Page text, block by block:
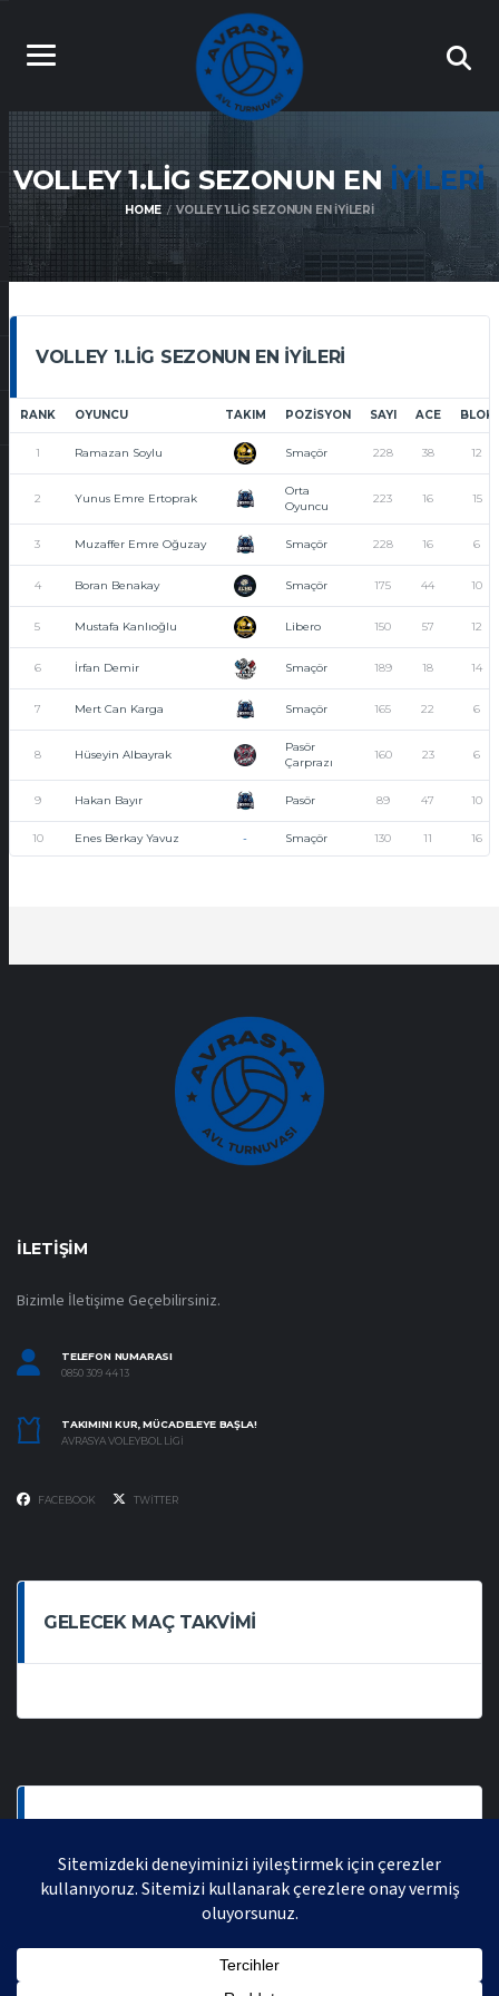
VOLLEY 1.LIG SEZONUN EN İYILERI
HOME VOLLEY 1.LIG SEZONUN EN İYILERI
VOLLEY 1.LIG SEZONUN EN İYILERI
RANK OYUNCU TAKIM POZISYON SAYI ACE BLOK
1 Ramazan Soylu Smaçör 228 38 12
2 Yunus Emre Ertoprak
Orta
Oyuncu
223 16 15
3 Muzaffer Emre Oğuzay Smaçör 228 16 6
4 Boran Benakay Smaçör 175 44 10
5 Mustafa Kanlıoğlu Libero 150 57 12
6 İrfan Demir Smaçör 189 18 14
7 Mert Can Karga Smaçör 165 22 6
8 Hüseyin Albayrak
Pasör
Çarprazı
160 23 6
9 Hakan Bayır Pasör 89 47 10
10 Enes Berkay Yavuz - Smaçör 130 11 16
İLETIŞIM
Bizimle İletişime Geçebilirsiniz.
TELEFON NUMARASI
0850 309 44 13
TAKIMINI KUR, MÜCADELEYE BAŞLA!
AVRASYA VOLEYBOL LIGI
FACEBOOK TWITTER
GELECEK MAÇ TAKVIMI